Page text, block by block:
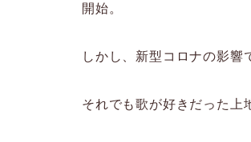
開始。
しかし、新型コロナの影響
それでも歌が好きだった上